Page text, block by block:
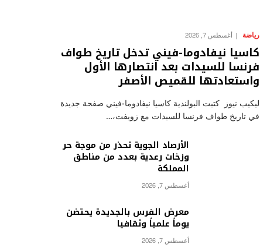
رياضة أغسطس 7, 2026
كاسيا نيفادوما-فيني تدخل تاريخ طواف
فرنسا للسيدات بعد انتصارها الأول
واستعادتها للقميص الأصفر
ليكيب نيوز كتبت البولندية كاسيا نيفادوما-فيني صفحة جديدة
في تاريخ طواف فرنسا للسيدات مع زويفت،…
الأرصاد الجوية تحذر من موجة حر
وزخات رعدية بعدد من مناطق
المملكة
أغسطس 7, 2026
معرض الفرس بالجديدة يحتضن
يوماً علمياً وثقافيا
أغسطس 7, 2026